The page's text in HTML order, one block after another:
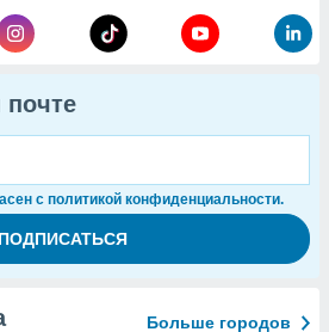
с политикой конфиденциальности.
Больше городов